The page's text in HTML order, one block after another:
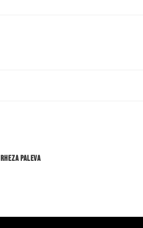
Rheza Paleva